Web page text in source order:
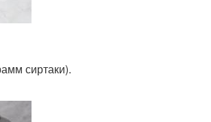
сиртаки).